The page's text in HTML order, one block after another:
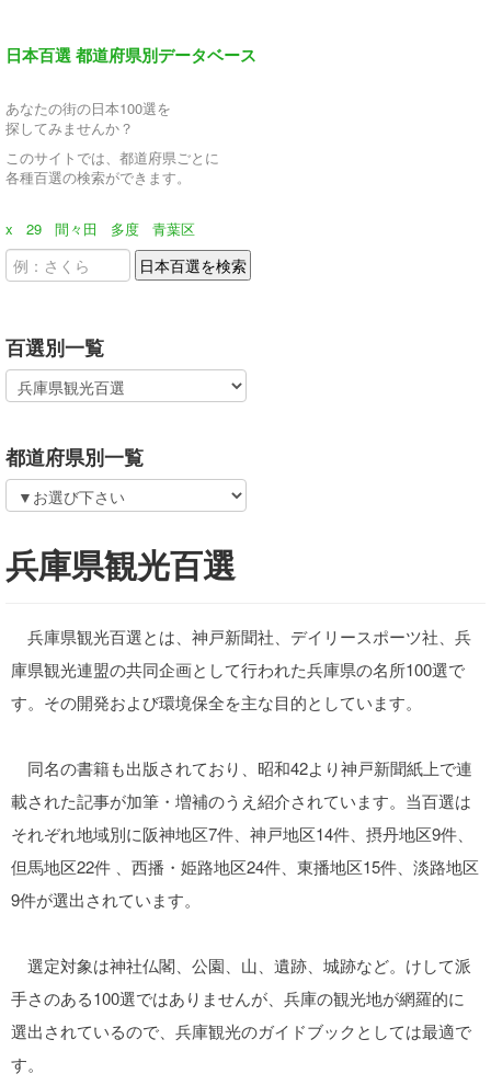
日本百選 都道府県別データベース
あなたの街の日本100選を
探してみませんか？
このサイトでは、都道府県ごとに
各種百選の検索ができます。
x 29 間々田 多度 青葉区
百選別一覧
都道府県別一覧
兵庫県観光百選
兵庫県観光百選とは、神戸新聞社、デイリースポーツ社、兵
庫県観光連盟の共同企画として行われた兵庫県の名所100選で
す。その開発および環境保全を主な目的としています。
同名の書籍も出版されており、昭和42より神戸新聞紙上で連
載された記事が加筆・増補のうえ紹介されています。当百選は
それぞれ地域別に阪神地区7件、神戸地区14件、摂丹地区9件、
但馬地区22件 、西播・姫路地区24件、東播地区15件、淡路地区
9件が選出されています。
選定対象は神社仏閣、公園、山、遺跡、城跡など。けして派
手さのある100選ではありませんが、兵庫の観光地が網羅的に
選出されているので、兵庫観光のガイドブックとしては最適で
す。